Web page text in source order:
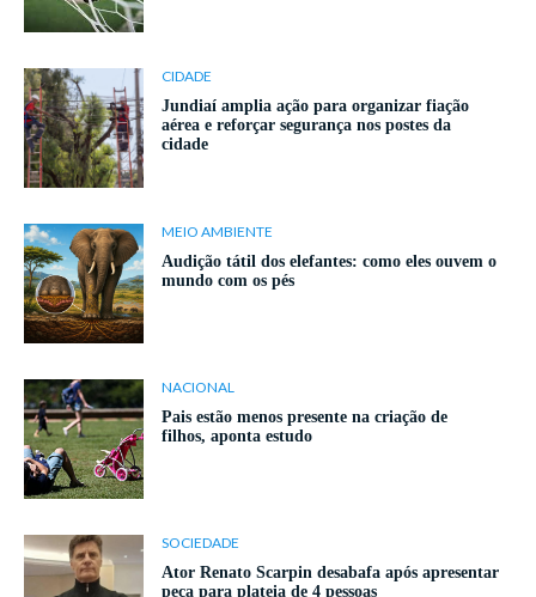
CIDADE
Jundiaí amplia ação para organizar fiação
aérea e reforçar segurança nos postes da
cidade
MEIO AMBIENTE
Audição tátil dos elefantes: como eles ouvem o
mundo com os pés
NACIONAL
Pais estão menos presente na criação de
filhos, aponta estudo
SOCIEDADE
Ator Renato Scarpin desabafa após apresentar
peça para plateia de 4 pessoas